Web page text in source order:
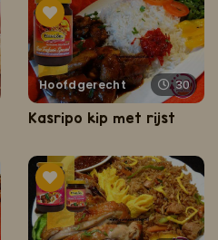
Hoofdgerecht 30
Kasripo kip met rijst